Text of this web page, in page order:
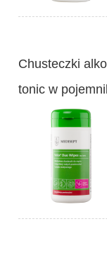
Chusteczki
tonic w